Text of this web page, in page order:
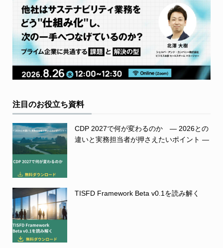
注目のお役立ち資料
CDP 2027で何が変わるのか ― 2026との
違いと実務担当者が押さえたいポイント ―
TISFD Framework Beta v0.1を読み解く